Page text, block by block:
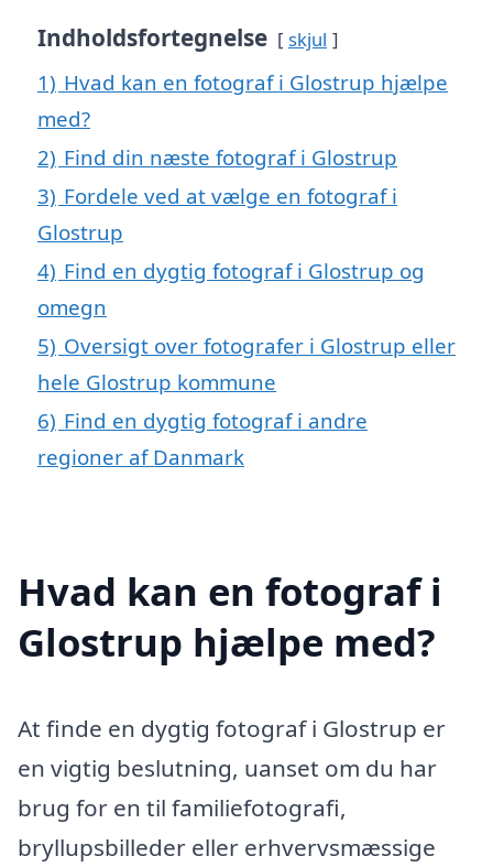
Indholdsfortegnelse skjul
1) Hvad kan en fotograf i Glostrup hjælpe
med?
2) Find din næste fotograf i Glostrup
3) Fordele ved at vælge en fotograf i
Glostrup
4) Find en dygtig fotograf i Glostrup og
omegn
5) Oversigt over fotografer i Glostrup eller
hele Glostrup kommune
6) Find en dygtig fotograf i andre
regioner af Danmark
Hvad kan en fotograf i
Glostrup hjælpe med?
At finde en dygtig fotograf i Glostrup er
en vigtig beslutning, uanset om du har
brug for en til familiefotografi,
bryllupsbilleder eller erhvervsmæssige